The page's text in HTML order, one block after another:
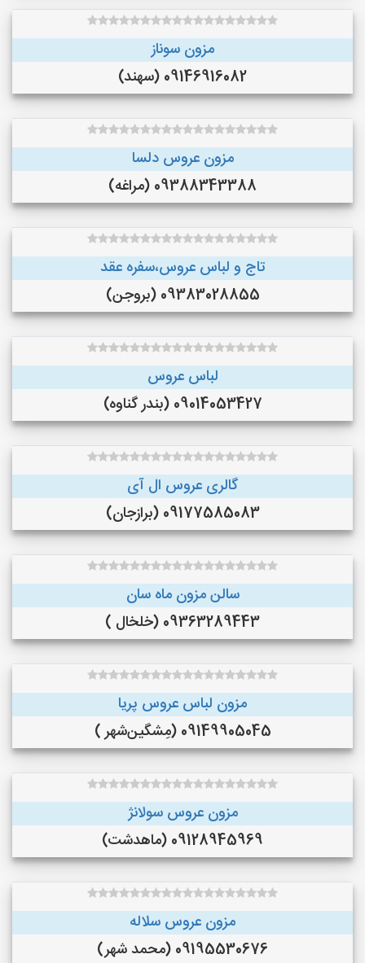
مزون سوناز
09146916082 (سهند)
مزون عروس دلسا
09388343388 (مراغه)
تاج و لباس عروس،سفره عقد
09383028855 (بروجن)
لباس عروس
09014053427 (بندر گناوه)
گالری عروس ال آی
09177585083 (برازجان)
سالن مزون ماه سان
09363289443 (خلخال )
مزون لباس عروس پریا
09149905045 (مِشگین‌شهر )
مزون عروس سولانژ
09128945969 (ماهدشت)
مزون عروس سلاله
09195530676 (محمد شهر)